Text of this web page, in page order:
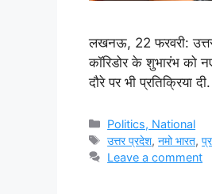
लखनऊ, 22 फरवरी: उत्तर
कॉरिडोर के शुभारंभ को
दौरे पर भी प्रतिक्रिया
Categories
Politics, National
Tags
उत्तर प्रदेश,नमो भारत,
Leave a comment